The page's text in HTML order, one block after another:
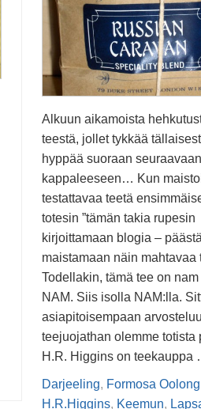
Alkuun aikamoista
teestä, jollet tykkää
hyppää suoraan seuraavaan
kappaleeseen… Kun
testattavaa teetä
totesin ”tämän takia rupesin
kirjoittamaan blogia –
maistamaan näin mahtavaa
Todellakin, tämä tee on
NAM. Siis isolla NAM:lla.
asiapitoisempaan
teejuojathan olemme
H.R. Higgins on teekauppa
Darjeeling, Formosa Oolong
H.R.Higgins, Keemun,